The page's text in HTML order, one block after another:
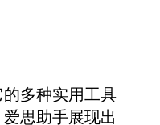
多种实用工具
思助手展现出